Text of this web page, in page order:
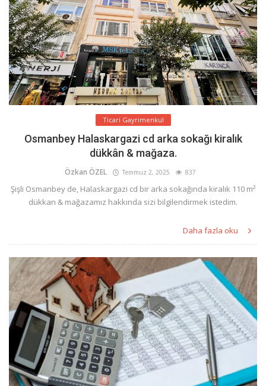
Ticari Gayrimenkul
Osmanbey Halaskargazi cd arka sokağı kiralık
dükkân & mağaza.
Özkan ÖZEL Temmuz 2, 2025 837
Şişli Osmanbey de, Halaskargazi cd bir arka sokağında kiralık 110 m²
dükkan & mağazamız hakkında sizi bilgilendirmek istedim.
Daha fazla oku